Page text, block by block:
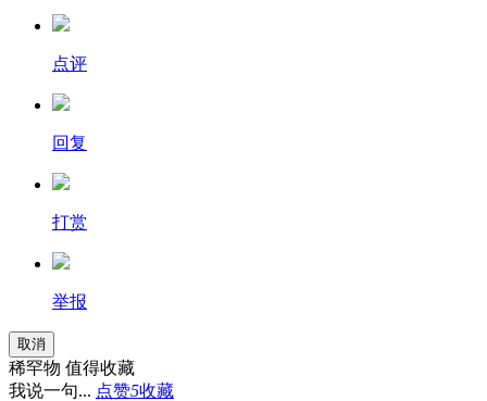
点评
回复
打赏
举报
取消
稀罕物 值得收藏
我说一句... 点赞5收藏